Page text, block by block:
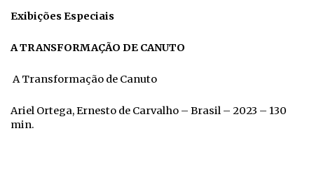
Exibições Especiais
A TRANSFORMAÇÃO DE CANUTO
A Transformação de Canuto
Ariel Ortega, Ernesto de Carvalho – Brasil – 2023 – 130
min.